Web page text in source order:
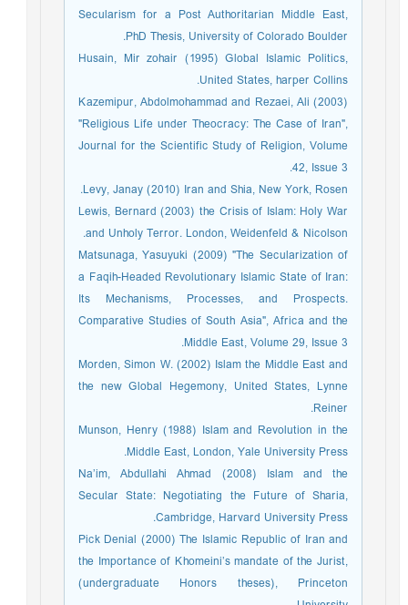
Secularism for a Post Authoritarian Middle East,
PhD Thesis, University of Colorado Boulder.
Husain, Mir zohair (1995) Global Islamic Politics,
United States, harper Collins.
Kazemipur, Abdolmohammad and Rezaei, Ali (2003)
"Religious Life under Theocracy: The Case of Iran",
Journal for the Scientific Study of Religion, Volume
42, Issue 3.
Levy, Janay (2010) Iran and Shia, New York, Rosen.
Lewis, Bernard (2003) the Crisis of Islam: Holy War
and Unholy Terror. London, Weidenfeld & Nicolson.
Matsunaga, Yasuyuki (2009) "The Secularization of
a Faqih-Headed Revolutionary Islamic State of Iran:
Its Mechanisms, Processes, and Prospects.
Comparative Studies of South Asia", Africa and the
Middle East, Volume 29, Issue 3.
Morden, Simon W. (2002) Islam the Middle East and
the new Global Hegemony, United States, Lynne
Reiner.
Munson, Henry (1988) Islam and Revolution in the
Middle East, London, Yale University Press.
Na’im, Abdullahi Ahmad (2008) Islam and the
Secular State: Negotiating the Future of Sharia,
Cambridge, Harvard University Press.
Pick Denial (2000) The Islamic Republic of Iran and
the Importance of Khomeini’s mandate of the Jurist,
(undergraduate Honors theses), Princeton